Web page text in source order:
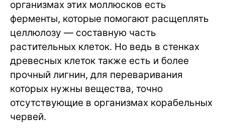
организмах этих моллюсков есть
ферменты, которые помогают расщеплять
целлюлозу — составную часть
растительных клеток. Но ведь в стенках
древесных клеток также есть и более
прочный лигнин, для переваривания
которых нужны вещества, точно
отсутствующие в организмах корабельных
червей.